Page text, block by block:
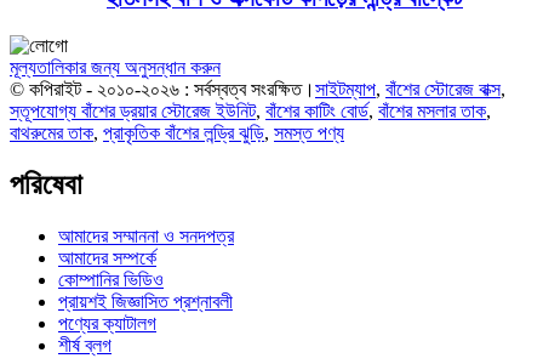
মূল্যতালিকার জন্য অনুসন্ধান করুন
© কপিরাইট - ২০১০-২০২৬ : সর্বস্বত্ব সংরক্ষিত। সাইটম্যাপ, বাঁশের স্টোরেজ বাক্স,
স্তূপযোগ্য বাঁশের ড্রয়ার স্টোরেজ ইউনিট, বাঁশের কাটিং বোর্ড, বাঁশের মসলার তাক,
বাথরুমের তাক, প্রাকৃতিক বাঁশের লন্ড্রি ঝুড়ি, সমস্ত পণ্য
পরিষেবা
আমাদের সম্মাননা ও সনদপত্র
আমাদের সম্পর্কে
কোম্পানির ভিডিও
প্রায়শই জিজ্ঞাসিত প্রশ্নাবলী
পণ্যের ক্যাটালগ
শীর্ষ ব্লগ